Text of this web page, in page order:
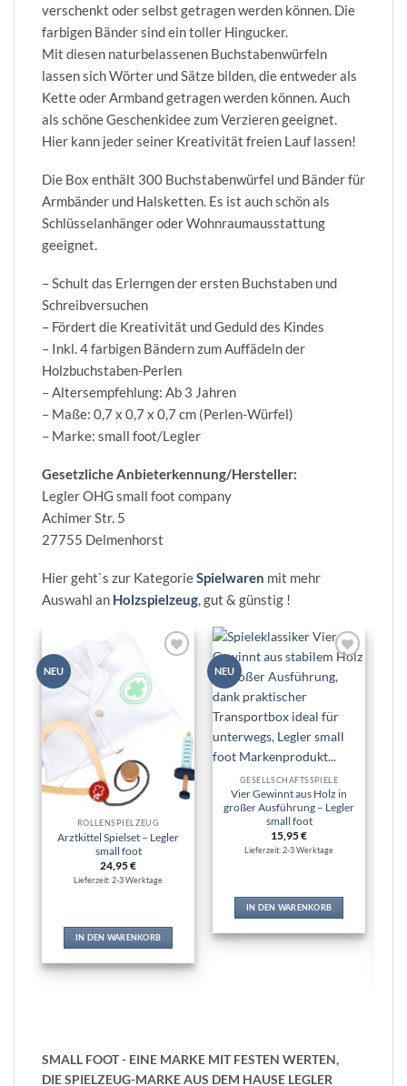
verschenkt oder selbst getragen werden können. Die
farbigen Bänder sind ein toller Hingucker.
Mit diesen naturbelassenen Buchstabenwürfeln
lassen sich Wörter und Sätze bilden, die entweder als
Kette oder Armband getragen werden können. Auch
als schöne Geschenkidee zum Verzieren geeignet.
Hier kann jeder seiner Kreativität freien Lauf lassen!
Die Box enthält 300 Buchstabenwürfel und Bänder für
Armbänder und Halsketten. Es ist auch schön als
Schlüsselanhänger oder Wohnraumausstattung
geeignet.
– Schult das Erlerngen der ersten Buchstaben und
Schreibversuchen
– Fördert die Kreativität und Geduld des Kindes
– Inkl. 4 farbigen Bändern zum Auffädeln der
Holzbuchstaben-Perlen
– Altersempfehlung: Ab 3 Jahren
– Maße: 0,7 x 0,7 x 0,7 cm (Perlen-Würfel)
– Marke: small foot/Legler
Gesetzliche Anbieterkennung/Hersteller:
Legler OHG small foot company
Achimer Str. 5
27755 Delmenhorst
Hier geht`s zur KategorieSpielwaren mit mehr
Auswahl an Holzspielzeug, gut & günstig !
NEU
Wunschliste
hinzufügen
ROLLENSPIELZEUG
Arztkittel Spielset – Legler
small foot
24,95€
Lieferzeit: 2-3 Werktage
IN DEN WARENKORB
NEU
Wunschliste
GESELLSCHAFTSSPIELE
Vier Gewinnt aus Holz in
großer Ausführung – Legler
small foot
15,95€
Lieferzeit: 2-3 Werktage
IN DEN WARENKORB
SMALL FOOT - EINE MARKE MIT FESTEN WERTEN,
DIE SPIELZEUG-MARKE AUS DEM HAUSE LEGLER